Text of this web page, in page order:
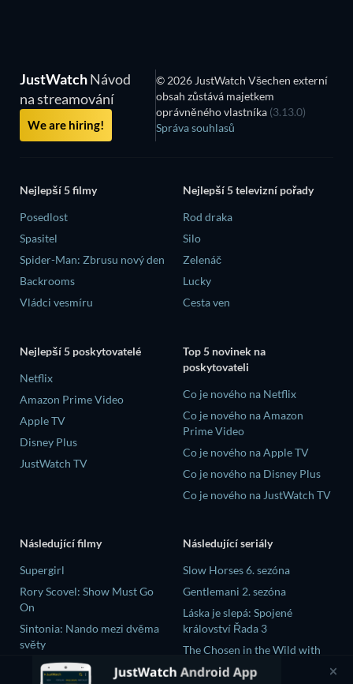
JustWatchNávod
na streamování
We are hiring!
© 2026 JustWatch Všechen externí
obsah zůstává majetkem
oprávněného vlastníka (3.13.0)
Správa souhlasů
Nejlepší 5 filmy
Posedlost
Spasitel
Spider-Man: Zbrusu nový den
Backrooms
Vládci vesmíru
Nejlepší 5 televizní pořady
Rod draka
Silo
Zelenáč
Lucky
Cesta ven
Nejlepší 5 poskytovatelé
Netflix
Amazon Prime Video
Apple TV
Disney Plus
JustWatch TV
Top 5 novinek na
poskytovateli
Co je nového na Netflix
Co je nového na Amazon
Prime Video
Co je nového na Apple TV
Co je nového na Disney Plus
Co je nového na JustWatch TV
Následující filmy
Supergirl
Rory Scovel: Show Must Go
On
Sintonia: Nando mezi dvěma
světy
Bojovnik
Následující seriály
Slow Horses 6. sezóna
Gentlemani 2. sezóna
Láska je slepá: Spojené
království Řada 3
The Chosen in the Wild with
Bear Grylls 1. sezóna